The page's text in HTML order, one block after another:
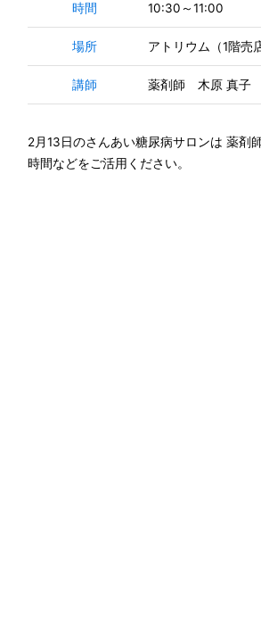
時間 10:30～11:00
場所 アトリウム（1階売
講師 薬剤師 木原 真子
2月13日のさんあい糖尿病サロンは 薬剤
時間などをご活用ください。